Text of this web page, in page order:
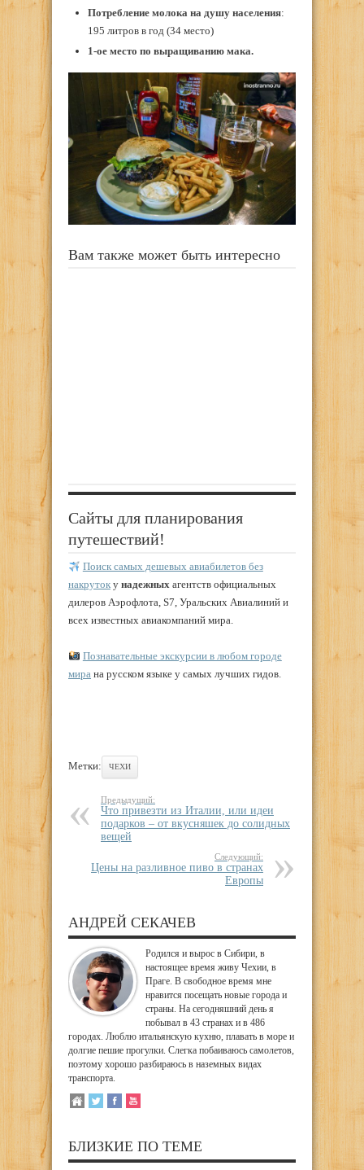
Потребление молока на душу населения:
195 литров в год (34 место)
1-ое место по выращиванию мака.
Вам также может быть интересно
Сайты для планирования
путешествий!
Поиск самых дешевых авиабилетов без
накруток у надежных агентств официальных
дилеров Аэрофлота, S7, Уральских Авиалиний и
всех известных авиакомпаний мира.
Познавательные экскурсии в любом городе
мира на русском языке у самых лучших гидов.
Метки: ЧЕХИ
Предыдущий:
Что привезти из Италии, или идеи
подарков – от вкусняшек до солидных
вещей
Следующий:
Цены на разливное пиво в странах
Европы
АНДРЕЙ СЕКАЧЕВ
Родился и вырос в Сибири, в
настоящее время живу Чехии, в
Праге. В свободное время мне
нравится посещать новые города и
страны. На сегодняшний день я
побывал в 43 странах и в 486
городах. Люблю итальянскую кухню, плавать в море и
долгие пешие прогулки. Слегка побаиваюсь самолетов,
поэтому хорошо разбираюсь в наземных видах
транспорта.
БЛИЗКИЕ ПО ТЕМЕ